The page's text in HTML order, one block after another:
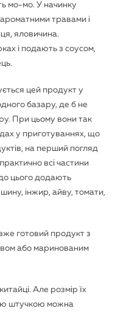
мо-мо. У начинку
травами і
яловичина.
і подають з соусом,
цей продукт у
базару, де б не
При цьому вони так
у приготуваннях, що
на перший погляд
всі частини
цього додають
інжир, айву, томати,
готовий продукт з
або маринованим
Але розмір їх
штучкою можна